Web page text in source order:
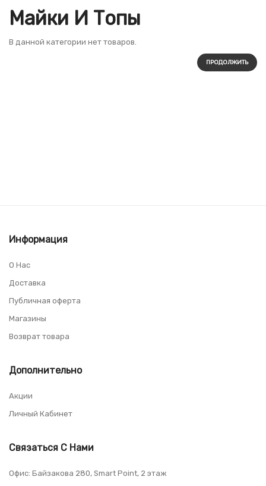
Майки И Топы
В данной категории нет товаров.
ПРОДОЛЖИТЬ
Информация
О Нас
Доставка
Публичная оферта
Магазины
Возврат товара
Дополнительно
Акции
Личный Кабинет
Связаться С Нами
Офис: Байзакова 280, Smart Point, 2 этаж